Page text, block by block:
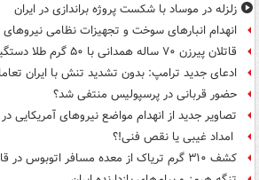
زلزله در موساد با شکست پروژه براندازی در ایران
انهدام انبارهای سوخت و تجهیزات نظامی
قاتلان پیرزن ۷۰ ساله همدانی با ۵۰ گرم طلا دستگیر شدند
ادعای جدید ترامپ: بدون تشدید تنش با ایران
حضور قربانی در پرسپولیس منتفی شد؟
تصاویر جدید از انهدام مواضع نیروهای آمریکایی
امداد غیبی یا نقص فنی!؟
کشف ۳۱۰ گرم تریاک از معده مسافر اتوبوس در قاینات